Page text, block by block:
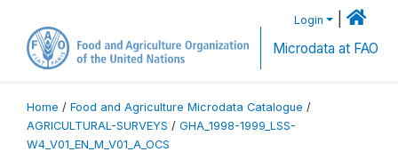
Login
Microdata at FAO
Home / Food and Agriculture Microdata Catalogue /
AGRICULTURAL-SURVEYS / GHA_1998-1999_LSS-
W4_V01_EN_M_V01_A_OCS